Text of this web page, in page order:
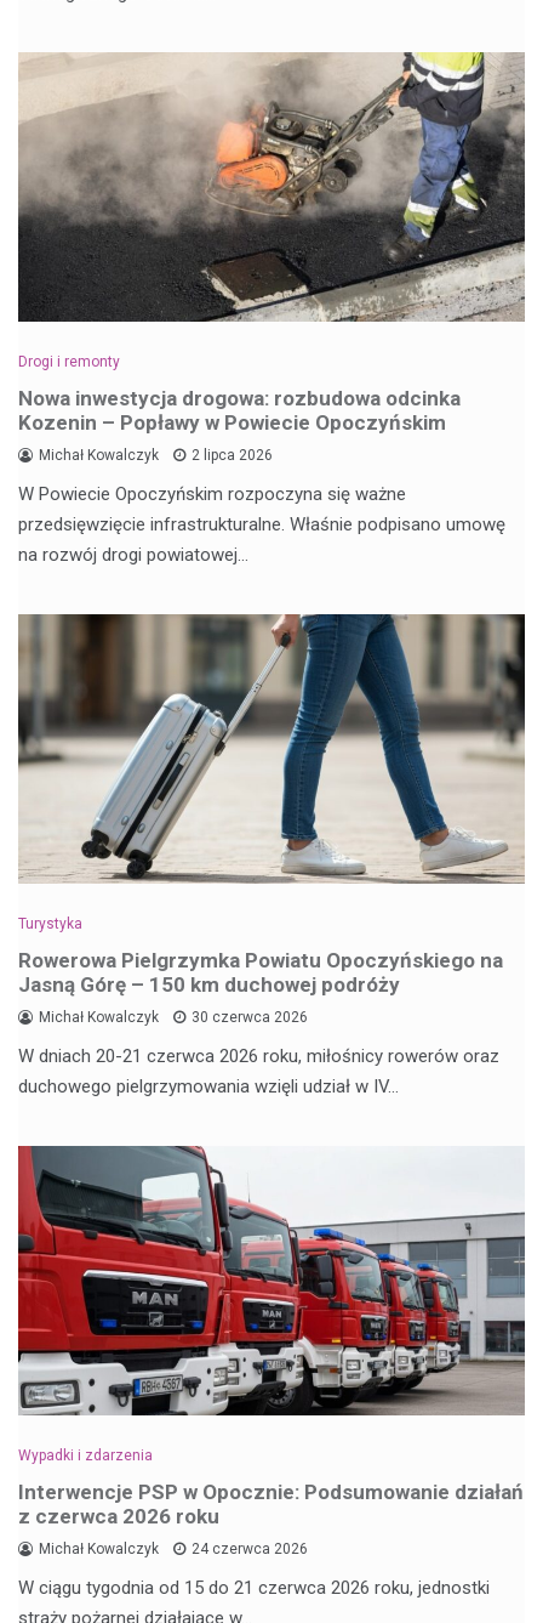
Drogi i remonty
Nowa inwestycja drogowa: rozbudowa odcinka
Kozenin – Popławy w Powiecie Opoczyńskim
Michał Kowalczyk 2 lipca 2026
W Powiecie Opoczyńskim rozpoczyna się ważne
przedsięwzięcie infrastrukturalne. Właśnie podpisano umowę
na rozwój drogi powiatowej…
Turystyka
Rowerowa Pielgrzymka Powiatu Opoczyńskiego na
Jasną Górę – 150 km duchowej podróży
Michał Kowalczyk 30 czerwca 2026
W dniach 20-21 czerwca 2026 roku, miłośnicy rowerów oraz
duchowego pielgrzymowania wzięli udział w IV…
Wypadki i zdarzenia
Interwencje PSP w Opocznie: Podsumowanie działań
z czerwca 2026 roku
Michał Kowalczyk 24 czerwca 2026
W ciągu tygodnia od 15 do 21 czerwca 2026 roku, jednostki
straży pożarnej działające w…